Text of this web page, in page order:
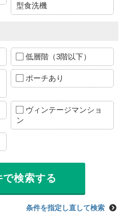
型食洗機
低層階（3階以下）
ポーチあり
ヴィンテージマンショ
ン
条件を指定し直して検索